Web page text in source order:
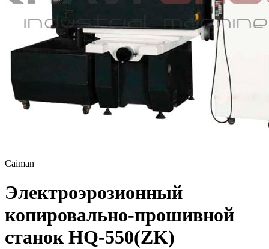
Caiman
Электроэрозионный
копировально-прошивной
станок HQ-550(ZK)